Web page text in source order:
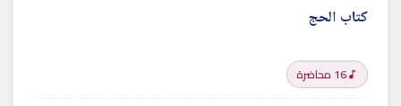
كتاب الحج
16 محاضرة